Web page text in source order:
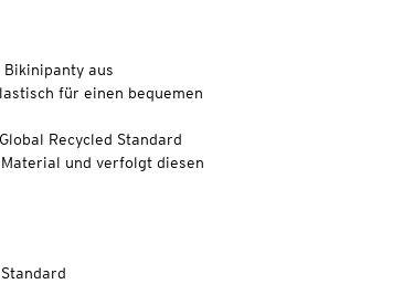
Bikinipanty aus
für einen bequemen
Recycled Standard
und verfolgt diesen